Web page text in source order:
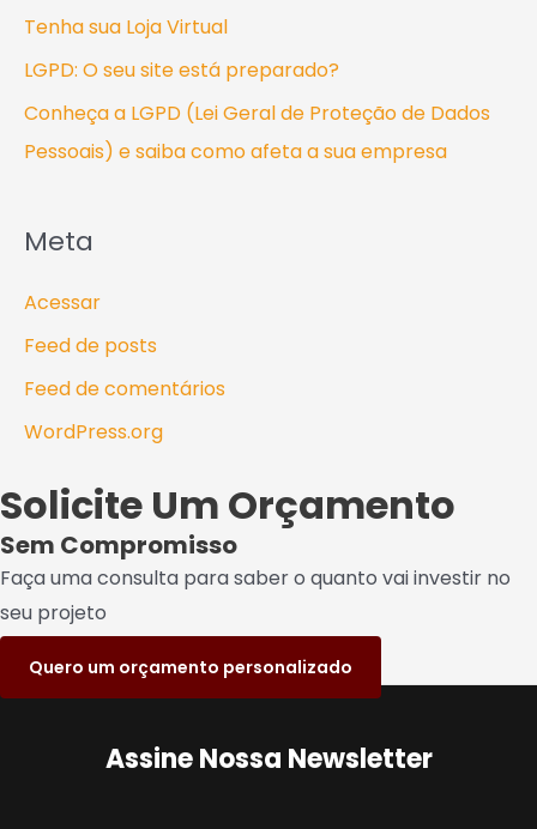
Tenha sua Loja Virtual
LGPD: O seu site está preparado?
Conheça a LGPD (Lei Geral de Proteção de Dados
Pessoais) e saiba como afeta a sua empresa
Meta
Acessar
Feed de posts
Feed de comentários
WordPress.org
Solicite Um Orçamento
Sem Compromisso
Faça uma consulta para saber o quanto vai investir no
seu projeto
Quero um orçamento personalizado
Assine Nossa Newsletter